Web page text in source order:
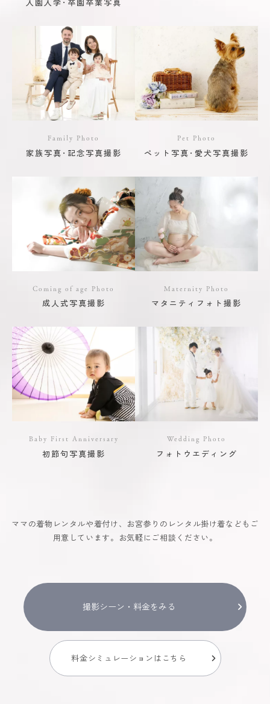
Family Photo
家族写真･記念写真撮影
Pet Photo
ペット写真･愛犬写真撮影
Coming of age Photo
成人式写真撮影
Maternity Photo
マタニティフォト撮影
Baby First Anniversary
初節句写真撮影
Wedding Photo
フォトウエディング
ママの着物レンタルや着付け、お宮参りのレンタル掛け着などもご
用意しています。お気軽にご相談ください。
撮影シーン・料金をみる
料金シミュレーションはこちら